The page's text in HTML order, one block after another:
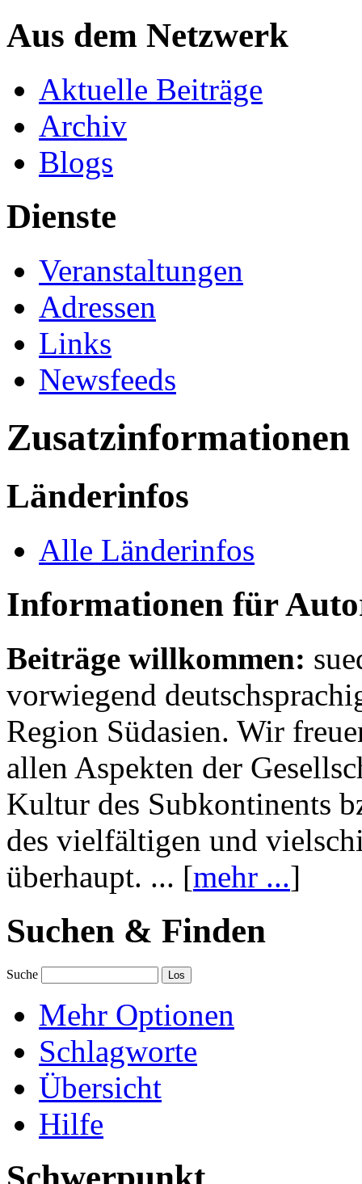
Aus dem Netzwerk
Aktuelle Beiträge
Archiv
Blogs
Dienste
Veranstaltungen
Adressen
Links
Newsfeeds
Zusatzinformationen
Länderinfos
Alle Länderinfos
Informationen für
Beiträge willkommen:
vorwiegend
Region Südasien. Wir
allen Aspekten der
Kultur des Subkontinents
des vielfältigen und
überhaupt. ... [mehr ...]
Suchen & Finden
Suche
Mehr Optionen
Schlagworte
Übersicht
Hilfe